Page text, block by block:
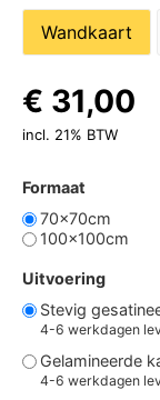
Wandkaart
Formaat
70x70cm
100x100cm
Uitvoering
Stevig
4-6 werkdagen
Gelamineerde
4-6 werkdagen
€ 31,00
incl. 21% BTW